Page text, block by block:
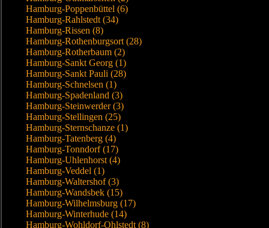
Hamburg-Poppenbüttel (6)
Hamburg-Rahlstedt (34)
Hamburg-Rissen (8)
Hamburg-Rothenburgsort (28)
Hamburg-Rotherbaum (2)
Hamburg-Sankt Georg (1)
Hamburg-Sankt Pauli (28)
Hamburg-Schnelsen (1)
Hamburg-Spadenland (3)
Hamburg-Steinwerder (3)
Hamburg-Stellingen (25)
Hamburg-Sternschanze (1)
Hamburg-Tatenberg (4)
Hamburg-Tonndorf (17)
Hamburg-Uhlenhorst (4)
Hamburg-Veddel (1)
Hamburg-Waltershof (3)
Hamburg-Wandsbek (15)
Hamburg-Wilhelmsburg (17)
Hamburg-Winterhude (14)
Hamburg-Wohldorf-Ohlstedt (8)